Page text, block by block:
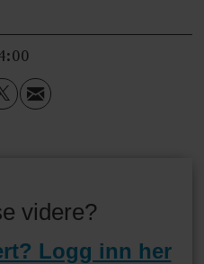
videre?
Logg inn her